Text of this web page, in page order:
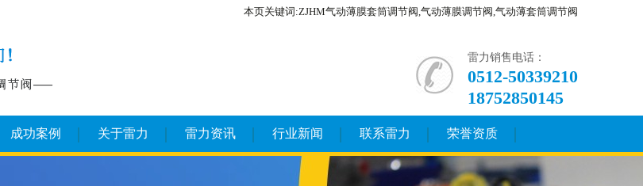
本页关键词:ZJHM气动薄膜套筒调节阀,气动薄膜调节阀,气动薄套筒调节阀
雷力销售电话：
0512-50339210
18752850145
成功案例 关于雷力 雷力资讯 行业新闻 联系雷力 荣誉资质